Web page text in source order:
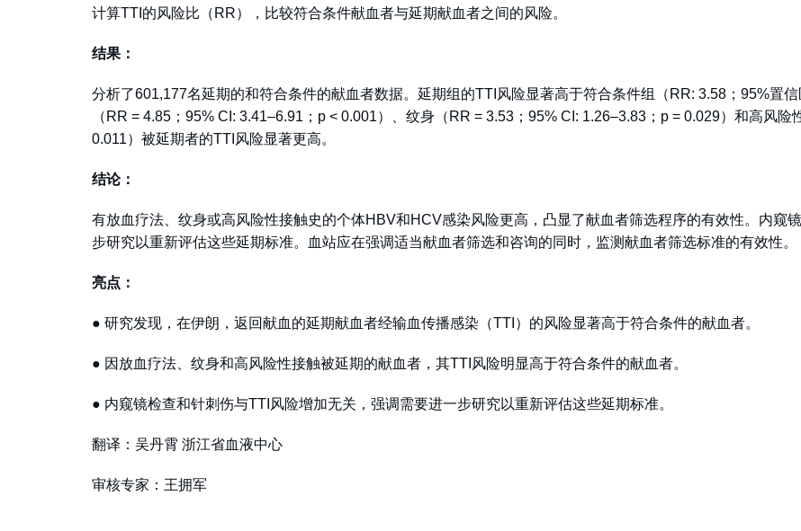
计算TTI的风险比（RR），比较符合条件献血者与延期献血者之间的风险。
结果：
分析了601,177名延期的和符合条件的献血者数据。延期组的TTI风险显著高于符合条件组（RR: 3.58；95%置
（RR = 4.85；95% CI: 3.41–6.91；p < 0.001）、纹身（RR = 3.53；95% CI: 1.26–3.83；p = 0.029）和高风
0.011）被延期者的TTI风险显著更高。
结论：
有放血疗法、纹身或高风险性接触史的个体HBV和HCV感染风险更高，凸显了献血者筛选程序的有效性。内窥
步研究以重新评估这些延期标准。血站应在强调适当献血者筛选和咨询的同时，监测献血者筛选标准的有效性。
亮点：
● 研究发现，在伊朗，返回献血的延期献血者经输血传播感染（TTI）的风险显著高于符合条件的献血者。
● 因放血疗法、纹身和高风险性接触被延期的献血者，其TTI风险明显高于符合条件的献血者。
● 内窥镜检查和针刺伤与TTI风险增加无关，强调需要进一步研究以重新评估这些延期标准。
翻译：吴丹霄 浙江省血液中心
审核专家：王拥军